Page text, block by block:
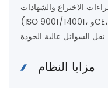
الاختراع والشهادات
(ISO 9001/14001، وCE، وشهادة مؤسسة التكنولوجيا الفائقة)،
مزايا النظام